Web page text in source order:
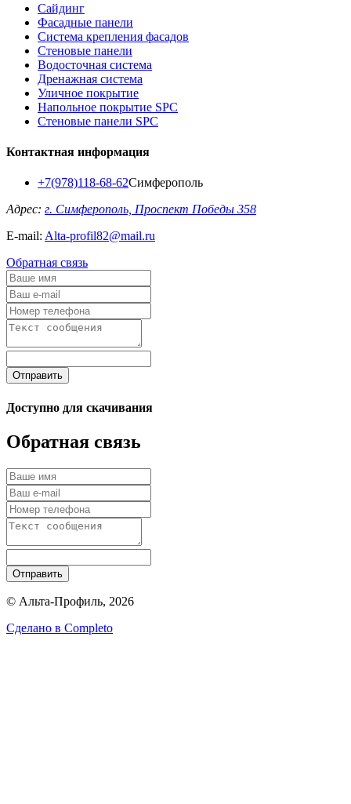
Сайдинг
Фасадные панели
Система крепления фасадов
Стеновые панели
Водосточная система
Дренажная система
Уличное покрытие
Напольное покрытие SPC
Стеновые панели SPC
Контактная информация
+7(978)118-68-62Симферополь
Адрес: г. Симферополь, Проспект Победы 358
E-mail: Alta-profil82@mail.ru
Обратная связь
Отправить
Доступно для скачивания
Обратная связь
Отправить
© Альта-Профиль, 2026
Сделано в Completo